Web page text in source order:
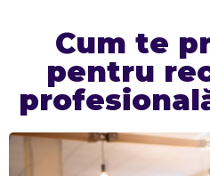
Cum te
pentru